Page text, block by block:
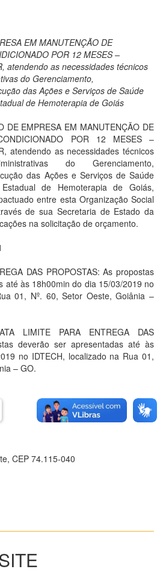
EM MANUTENÇÃO DE
POR 12 MESES –
atendendo as necessidades técnicos
do Gerenciamento,
das Ações e Serviços de Saúde
de Hemoterapia de Goiás
DE EMPRESA EM MANUTENÇÃO DE
POR 12 MESES –
atendendo as necessidades técnicos
do Gerenciamento,
das Ações e Serviços de Saúde
de Hemoterapia de Goiás,
entre esta Organização Social
de sua Secretaria de Estado da
na solicitação de orçamento.
DAS PROPOSTAS: As propostas
até às 18h00min do dia 15/03/2019 no
01, Nº. 60, Setor Oeste, Goiânia –
LIMITE PARA ENTREGA DAS
deverão ser apresentadas até às
no IDTECH, localizado na Rua 01,
– GO.
CEP 74.115-040